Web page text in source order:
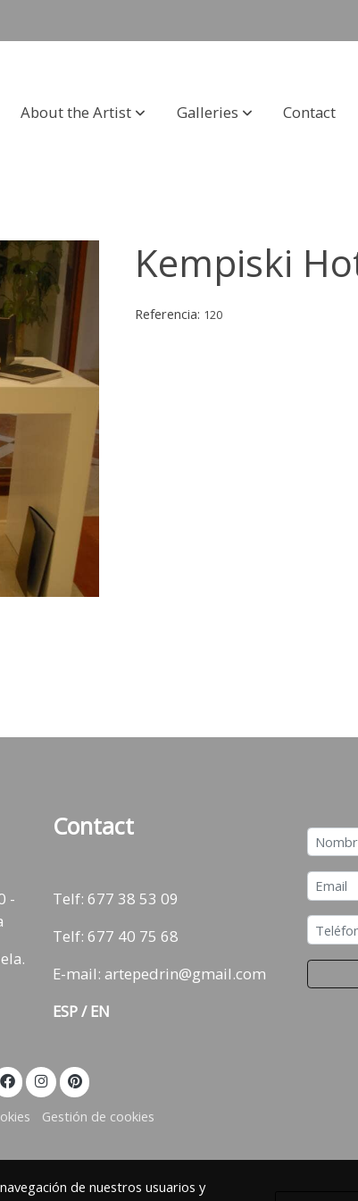
About the Artist Galleries Contact
Kempiski
Referencia: 120
-
Contact
Telf: 677 38 53 09
Telf: 677 40 75 68
E-mail: artepedrin@gmail.com
ESP/EN
Gestión de cookies
de nuestros usuarios y